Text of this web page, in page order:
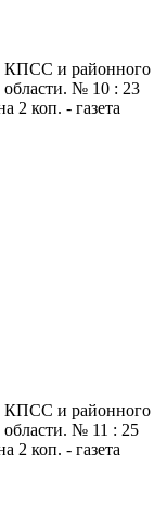
КПСС и районного
области. № 10 : 23
2 коп. - газета
КПСС и районного
области. № 11 : 25
2 коп. - газета